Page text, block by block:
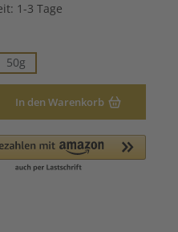
1-3 Tage
50g
In den Warenkorb